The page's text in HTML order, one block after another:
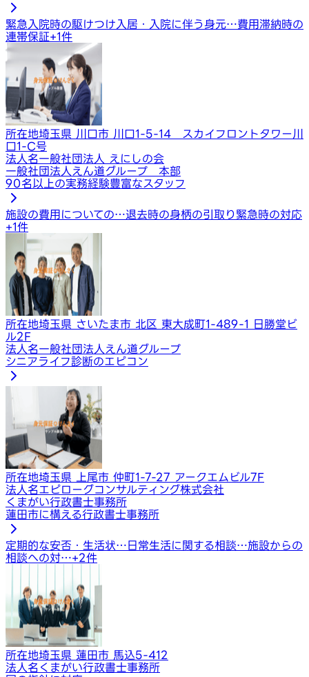
緊急入院時の駆けつけ 入居・入院に伴う身元…費用滞納時の
連帯保証+1件
所在地埼玉県 川口市 川口1-5-14 スカイフロントタワー川
口1-C号
法人名一般社団法人 えにしの会
一般社団法人えん道グループ 本部
90名以上の実務経験豊富なスタッフ
施設の費用についての…退去時の身柄の引取り緊急時の対応
+1件
所在地埼玉県 さいたま市 北区 東大成町1-489-1 日勝堂ビ
ル2F
法人名一般社団法人えん道グループ
シニアライフ診断のエピコン
所在地埼玉県 上尾市 仲町1-7-27 アークエムビル7F
法人名エピローグコンサルティング株式会社
くまがい行政書士事務所
蓮田市に構える行政書士事務所
定期的な安否・生活状…日常生活に関する相談…施設からの
相談への対…+2件
所在地埼玉県 蓮田市 馬込5-412
法人名 くまがい行政書士事務所